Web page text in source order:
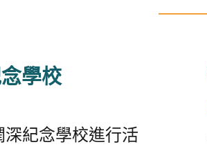
學校
紀念學校進行活